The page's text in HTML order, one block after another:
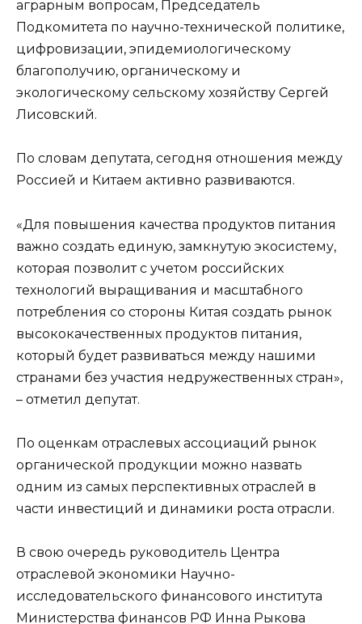
аграрным вопросам, Председатель
Подкомитета по научно-технической политике,
цифровизации, эпидемиологическому
благополучию, органическому и
экологическому сельскому хозяйству Сергей
Лисовский.
По словам депутата, сегодня отношения между
Россией и Китаем активно развиваются.
«Для повышения качества продуктов питания
важно создать единую, замкнутую экосистему,
которая позволит с учетом российских
технологий выращивания и масштабного
потребления со стороны Китая создать рынок
высококачественных продуктов питания,
который будет развиваться между нашими
странами без участия недружественных стран»,
– отметил депутат.
По оценкам отраслевых ассоциаций рынок
органической продукции можно назвать
одним из самых перспективных отраслей в
части инвестиций и динамики роста отрасли.
В свою очередь руководитель Центра
отраслевой экономики Научно-
исследовательского финансового института
Министерства финансов РФ Инна Рыкова